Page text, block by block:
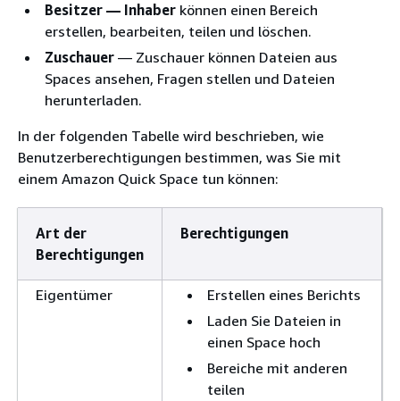
Besitzer — Inhaber können einen Bereich
erstellen, bearbeiten, teilen und löschen.
Zuschauer — Zuschauer können Dateien aus
Spaces ansehen, Fragen stellen und Dateien
herunterladen.
In der folgenden Tabelle wird beschrieben, wie
Benutzerberechtigungen bestimmen, was Sie mit
einem Amazon Quick Space tun können:
Art der
Berechtigungen
Berechtigungen
Eigentümer
Erstellen eines Berichts
Laden Sie Dateien in
einen Space hoch
Bereiche mit anderen
teilen